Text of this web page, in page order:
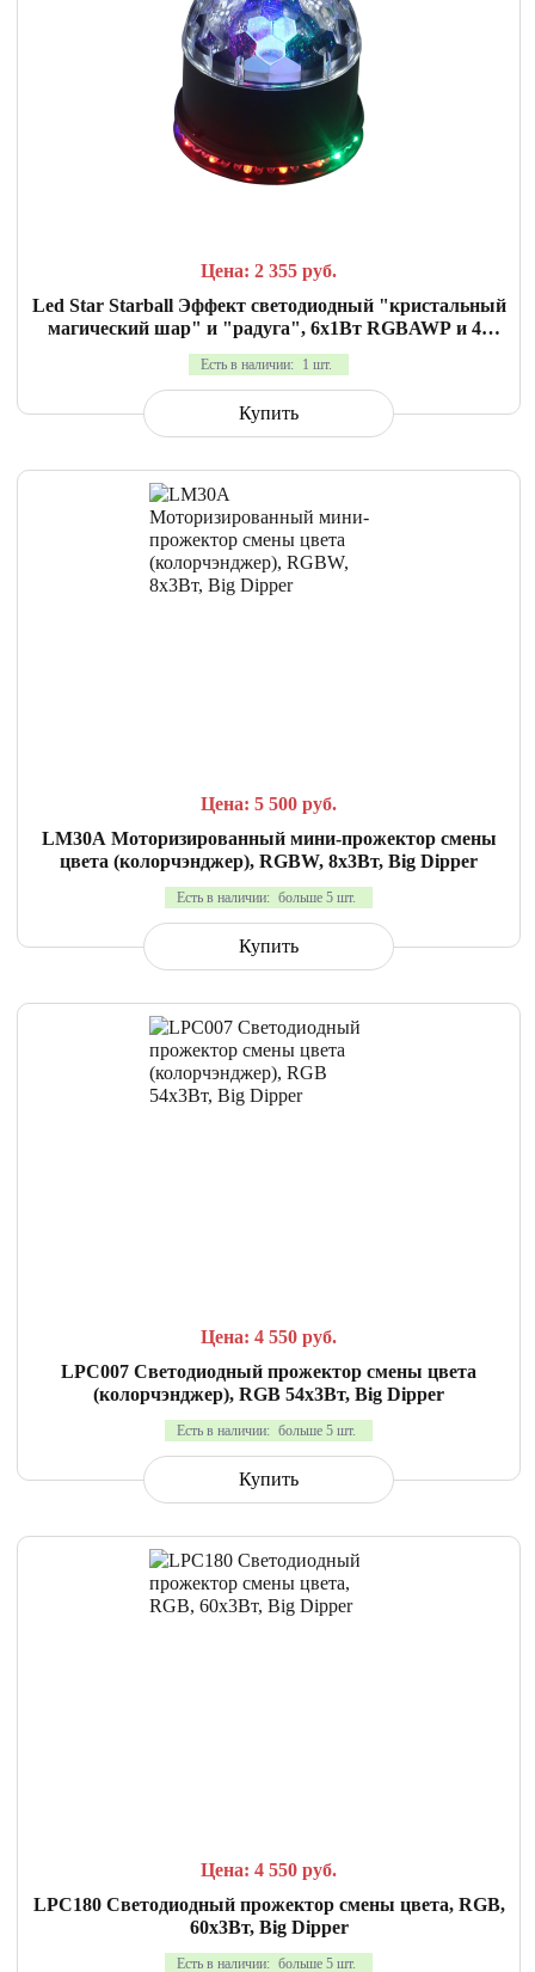
Цена: 2 355 руб.
Led Star Starball Эффект светодиодный "кристальный
магический шар" и "радуга", 6х1Вт RGBAWP и 48
светодиодов 5мм RGB расположенных по кругу
Есть в наличии: 1 шт.
Купить
Цена: 5 500 руб.
LM30A Моторизированный мини-прожектор смены
цвета (колорчэнджер), RGBW, 8x3Вт, Big Dipper
Есть в наличии: больше 5 шт.
Купить
Цена: 4 550 руб.
LPC007 Светодиодный прожектор смены цвета
(колорчэнджер), RGB 54х3Вт, Big Dipper
Есть в наличии: больше 5 шт.
Купить
Цена: 4 550 руб.
LPC180 Светодиодный прожектор смены цвета, RGB,
60х3Вт, Big Dipper
Есть в наличии: больше 5 шт.